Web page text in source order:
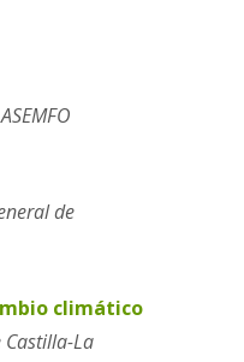
de
climático
Castilla-La